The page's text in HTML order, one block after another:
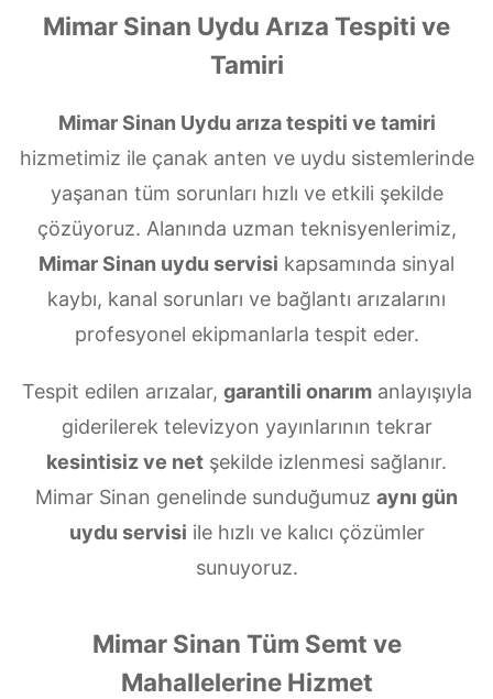
Mimar Sinan Uydu Arıza Tespiti ve
Tamiri
Mimar Sinan Uydu arıza tespiti ve tamiri
hizmetimiz ile çanak anten ve uydu sistemlerinde
yaşanan tüm sorunları hızlı ve etkili şekilde
çözüyoruz. Alanında uzman teknisyenlerimiz,
Mimar Sinan uydu servisi kapsamında sinyal
kaybı, kanal sorunları ve bağlantı arızalarını
profesyonel ekipmanlarla tespit eder.
Tespit edilen arızalar, garantili onarımanlayışıyla
giderilerek televizyon yayınlarının tekrar
kesintisiz ve net şekilde izlenmesi sağlanır.
Mimar Sinan genelinde sunduğumuz aynı gün
uydu servisi ile hızlı ve kalıcı çözümler
sunuyoruz.
Mimar Sinan Tüm Semt ve
Mahallelerine Hizmet